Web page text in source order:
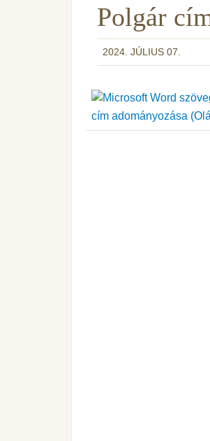
Polgár
2024. JÚLIUS 07.
cím adományozása